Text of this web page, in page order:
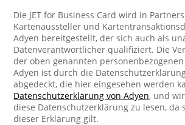
Die JET for Business Card wird in
Kartenaussteller und
Adyen bereitgestellt, der sich auch als
Datenverantwortlicher qualifiziert. Die
der oben genannten
Adyen ist durch die
abgedeckt, die hier eingesehen werden
Datenschutzerklärung von Adyen, und
diese Datenschutzerklärung zu lesen, da
dieser Erklärung gilt.